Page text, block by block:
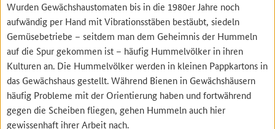
Wurden Gewächshaustomaten bis in die 1980er Jahre noch
aufwändig per Hand mit Vibrationsstäben bestäubt, siedeln
Gemüsebetriebe – seitdem man dem Geheimnis der Hummeln
auf die Spur gekommen ist – häufig Hummelvölker in ihren
Kulturen an. Die Hummelvölker werden in kleinen Pappkartons in
das Gewächshaus gestellt. Während Bienen in Gewächshäusern
häufig Probleme mit der Orientierung haben und fortwährend
gegen die Scheiben fliegen, gehen Hummeln auch hier
gewissenhaft ihrer Arbeit nach.